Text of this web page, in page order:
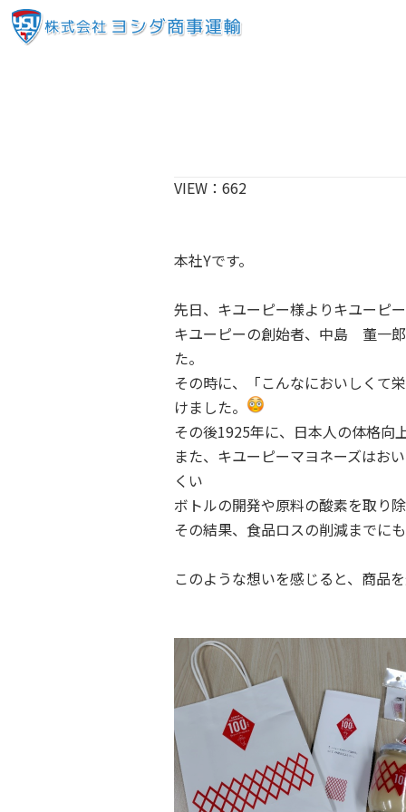
VIEW： 662
本社Yです。
先日、キユーピー様よりキユーピ
キユーピーの創始者、中島 董一
た。
その時に、「こんなにおいしくて
けました。
その後1925年に、日本人の体格向
また、キユーピーマヨネーズはお
くい
ボトルの開発や原料の酸素を取り
その結果、食品ロスの削減までに
このような想いを感じると、商品